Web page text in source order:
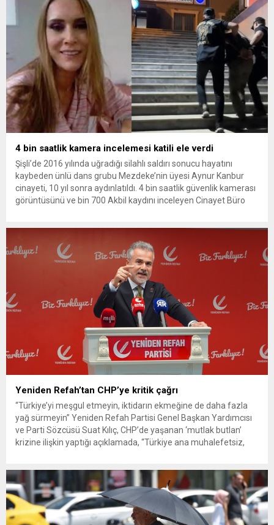
soruşturmada tutuklamalar genişliyor. Son olarak dönemin...
4 bin saatlik kamera incelemesi katili ele verdi
Şişli’de 2016 yılında uğradığı silahlı saldırı sonucu hayatını
kaybeden ünlü dans grubu Mezdeke’nin üyesi Aynur Kanbur
cinayeti, 10 yıl sonra aydınlatıldı. 4 bin saatlik güvenlik kamerası
görüntüsünü ve bin 700 Akbil kaydını inceleyen Cinayet Büro
Yeniden Refah’tan CHP’ye kritik çağrı
“Türkiye’yi meşgul etmeyin, iktidarın ekmeğine de daha fazla
yağ sürmeyin” Yeniden Refah Partisi Genel Başkan Yardımcısı
ve Parti Sözcüsü Suat Kılıç, CHP’de yaşanan ‘mutlak butlan’
krizine ilişkin yaptığı açıklamada, “Türkiye ana muhalefetsiz,
olun. Türkiye’yi...